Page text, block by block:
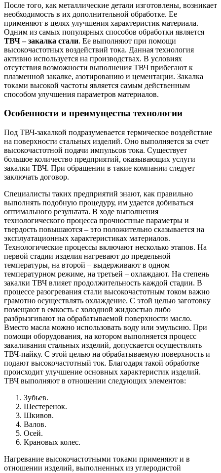
После того, как металлические детали изготовлены, возникает
необходимость в их дополнительной обработке. Ее
применяют в целях улучшения характеристик материала.
Одним из самых популярных способов обработки является
ТВЧ – закалка стали. Ее выполняют при помощи
высокочастотных воздействий тока. Данная технология
активно используется на производствах. В условиях
отсутствия возможности выполнения ТВЧ прибегают к
плазменной закалке, азотированию и цементации. Закалка
токами высокой частоты является самым действенным
способом улучшения параметров материалов.
Особенности и преимущества технологии
Под ТВЧ-закалкой подразумевается термическое воздействие
на поверхности стальных изделий. Оно выполняется за счет
высокочастотной подачи импульсов тока. Существует
большое количество предприятий, оказывающих услуги
закалки ТВЧ. При обращении в такие компании следует
заключать договор.
Специалисты таких предприятий знают, как правильно
выполнять подобную процедуру, им удается добиваться
оптимального результата. В ходе выполнения
технологического процесса прочностные параметры и
твердость повышаются – это положительно сказывается на
эксплуатационных характеристиках материалов.
Технологические процессы включают несколько этапов. На
первой стадии изделия нагревают до предельной
температуры, на второй – выдерживают в одном
температурном режиме, на третьей – охлаждают. На степень
закалки ТВЧ влияет продолжительность каждой стадии. В
процессе разогревания стали высокочастотным током важно
грамотно осуществлять охлаждение. С этой целью заготовку
помещают в емкость с холодной жидкостью либо
разбрызгивают на обрабатываемой поверхности масло.
Вместо масла можно использовать воду или эмульсию. При
помощи оборудования, на котором выполняется процесс
закаливания стальных изделий, допускается осуществлять
ТВЧ-пайку. С этой целью на обрабатываемую поверхность и
подают высокочастотный ток. Благодаря такой обработке
происходит улучшение основных характеристик изделий.
ТВЧ выполняют в отношении следующих элементов:
Зубьев.
Шестеренок.
Шкивов.
Валов.
Осей.
Крановых колес.
Нагревание высокочастотными токами применяют и в
отношении изделий, выполненных из углеродистой